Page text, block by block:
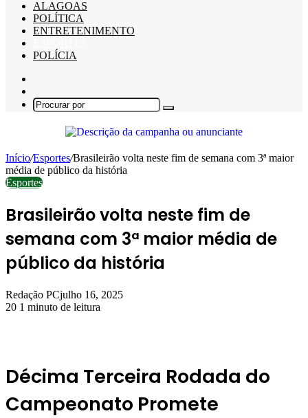
ALAGOAS
POLÍTICA
ENTRETENIMENTO
POLÍCIA
skin
Procurar
Início/Esportes/Brasileirão volta neste fim de semana com 3ª maior
média de público da história
Esportes
Brasileirão volta neste fim de
semana com 3ª maior média de
público da história
Redação PCjulho 16, 2025
20 1 minuto de leitura
Décima Terceira Rodada do
Campeonato Promete